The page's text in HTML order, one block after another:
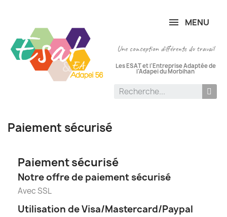
MENU
Une conception différente du travail
Les ESAT et l'Entreprise Adaptée de
l'Adapei du Morbihan
Paiement sécurisé
Paiement sécurisé
Notre offre de paiement sécurisé
Avec SSL
Utilisation de Visa/Mastercard/Paypal